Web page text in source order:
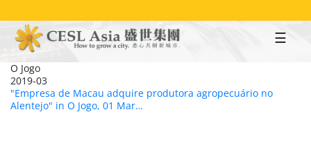
to
main
content
O Jogo
2019-03
"Empresa de Macau adquire produtora agropecuário no
Alentejo" in O Jogo, 01 Mar…